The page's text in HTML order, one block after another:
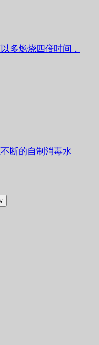
多燃烧四倍时间，
断的自制消毒水